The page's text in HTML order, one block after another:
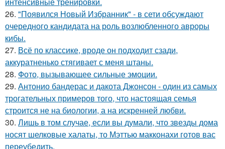
26. "Появился Новый Избранник" - в сети обсуждают
очередного кандидата на роль возлюбленного авроры
кибы.
27. Всё по классике, вроде он подходит сзади,
аккуратненько стягивает с меня штаны.
28. Фото, вызывающее сильные эмоции.
29. Антонио бандерас и дакота Джонсон - один из самых
трогательных примеров того, что настоящая семья
строится не на биологии, а на искренней любви.
30. Лишь в том случае, если вы думали, что звезды дома
носят шелковые халаты, то Мэттью макконахи готов вас
переубедить.